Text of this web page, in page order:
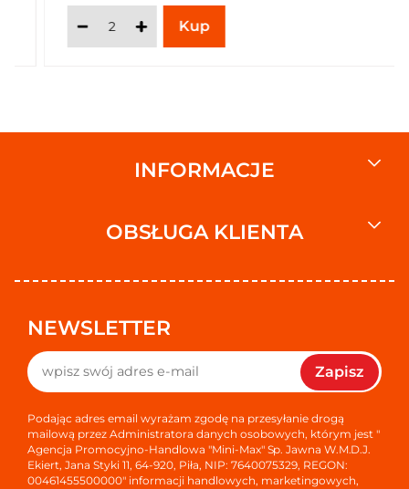
Jednostka (specyficzna): Mililitrów
Wymiary od dostawcy
Głębokość na półce: 38
Waga brutto: 414
Jednostka sprzedażowa - od dostawcy
Szerokość: 91
Głębokość: 38
Adres producenta
Henkel AG & Co. KGaA, D-40191 Düsseldorf, Germany
cosmetics.pl@henkel.com
INFORMACJE
OBSŁUGA KLIENTA
NEWSLETTER
Zapisz
Podając adres email wyrażam zgodę na przesyłanie drogą
mailową przez Administratora danych osobowych, którym jest "
Agencja Promocyjno-Handlowa "Mini-Max" Sp. Jawna W.M.D.J.
Ekiert, Jana Styki 11, 64-920, Piła, NIP: 7640075329, REGON:
00461455500000" informacji handlowych, marketingowych,